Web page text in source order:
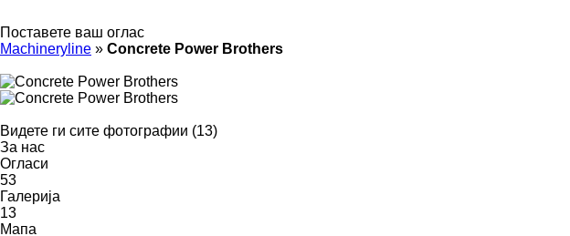
Поставете ваш оглас
Machineryline » Concrete Power Brothers
Видете ги сите фотографии (13)
За нас
Огласи
53
Галерија
13
Мапа